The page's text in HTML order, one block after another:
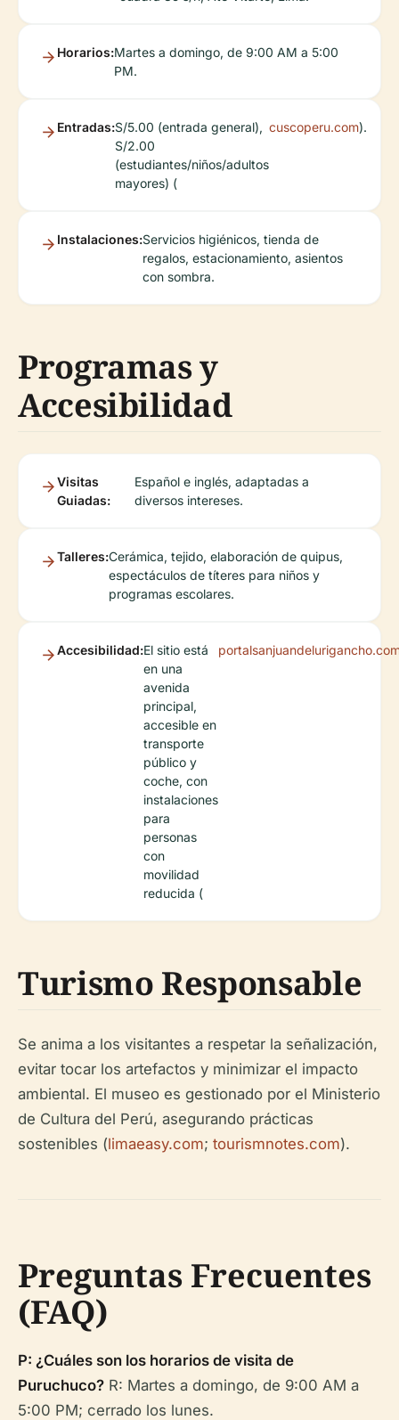
Horarios:Martes a domingo, de 9:00 AM a 5:00
PM.
Entradas:S/5.00 (entrada general),
S/2.00
(estudiantes/niños/adultos
mayores) (
cuscoperu.com).
Instalaciones:Servicios higiénicos, tienda de
regalos, estacionamiento, asientos
con sombra.
Programas y
Accesibilidad
Visitas
Guiadas:
Español e inglés, adaptadas a
diversos intereses.
Talleres:Cerámica, tejido, elaboración de quipus,
espectáculos de títeres para niños y
programas escolares.
Accesibilidad:El sitio está
en una
avenida
principal,
accesible en
transporte
público y
coche, con
instalaciones
para
personas
con
movilidad
reducida (
Turismo Responsable
Se anima a los visitantes a respetar la señalización,
evitar tocar los artefactos y minimizar el impacto
ambiental. El museo es gestionado por el Ministerio
de Cultura del Perú, asegurando prácticas
sostenibles (limaeasy.com; tourismnotes.com).
Preguntas Frecuentes
(FAQ)
P: ¿Cuáles son los horarios de visita de
Puruchuco? R: Martes a domingo, de 9:00 AM a
5:00 PM; cerrado los lunes.